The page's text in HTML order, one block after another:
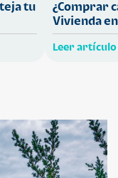
tu
¿Comprar
Vivienda
Leer